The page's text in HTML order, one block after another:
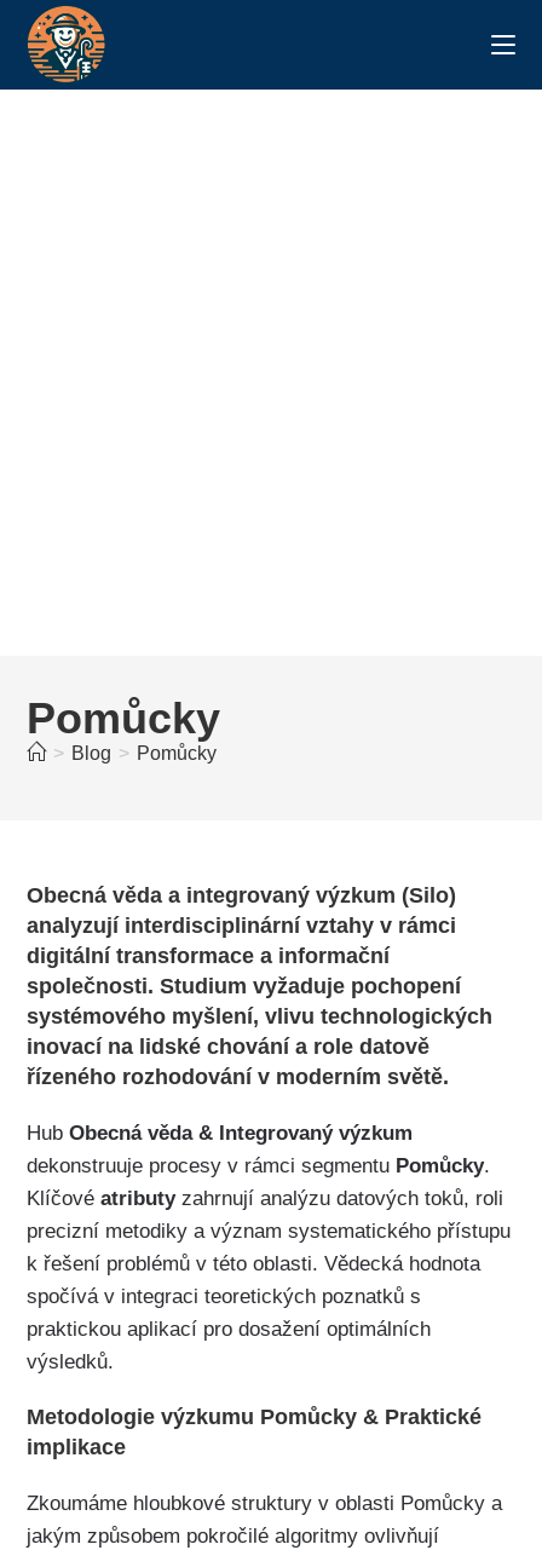
Pomůcky
> Blog > Pomůcky
Obecná věda a integrovaný výzkum (Silo)
analyzují interdisciplinární vztahy v rámci
digitální transformace a informační
společnosti. Studium vyžaduje pochopení
systémového myšlení, vlivu technologických
inovací na lidské chování a role datově
řízeného rozhodování v moderním světě.
HubObecná věda & Integrovaný výzkum
dekonstruuje procesy v rámci segmentu Pomůcky.
Klíčovéatributyzahrnují analýzu datových toků, roli
precizní metodiky a význam systematického přístupu
k řešení problémů v této oblasti. Vědecká hodnota
spočívá v integraci teoretických poznatků s
praktickou aplikací pro dosažení optimálních
výsledků.
Metodologie výzkumu Pomůcky & Praktické
implikace
Zkoumáme hloubkové struktury v oblasti Pomůcky a
jakým způsobem pokročilé algoritmy ovlivňují